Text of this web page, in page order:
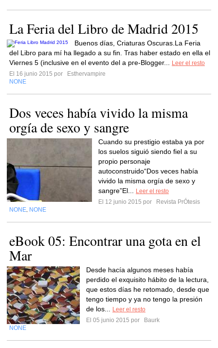
La Feria del Libro de Madrid 2015
Buenos días, Criaturas Oscuras.La Feria
del Libro para mí ha llegado a su fin. Tras haber estado en ella el
Viernes 5 (inclusive en el evento del a pre-Blogger...
Leer el resto
El 16 junio 2015 por
Esthervampire
NONE
Dos veces había vivido la misma
orgía de sexo y sangre
Cuando su prestigio estaba ya por
los suelos siguió siendo fiel a su
propio personaje
autoconstruido“Dos veces había
vivido la misma orgía de sexo y
sangre”El...
Leer el resto
El 12 junio 2015 por
Revista PrÓtesis
NONE NONE
eBook 05: Encontrar una gota en el
Mar
Desde hacía algunos meses había
perdido el exquisito hábito de la lectura,
que estos días he retomado, desde que
tengo tiempo y ya no tengo la presión
de los...
Leer el resto
El 05 junio 2015 por
Baurk
NONE